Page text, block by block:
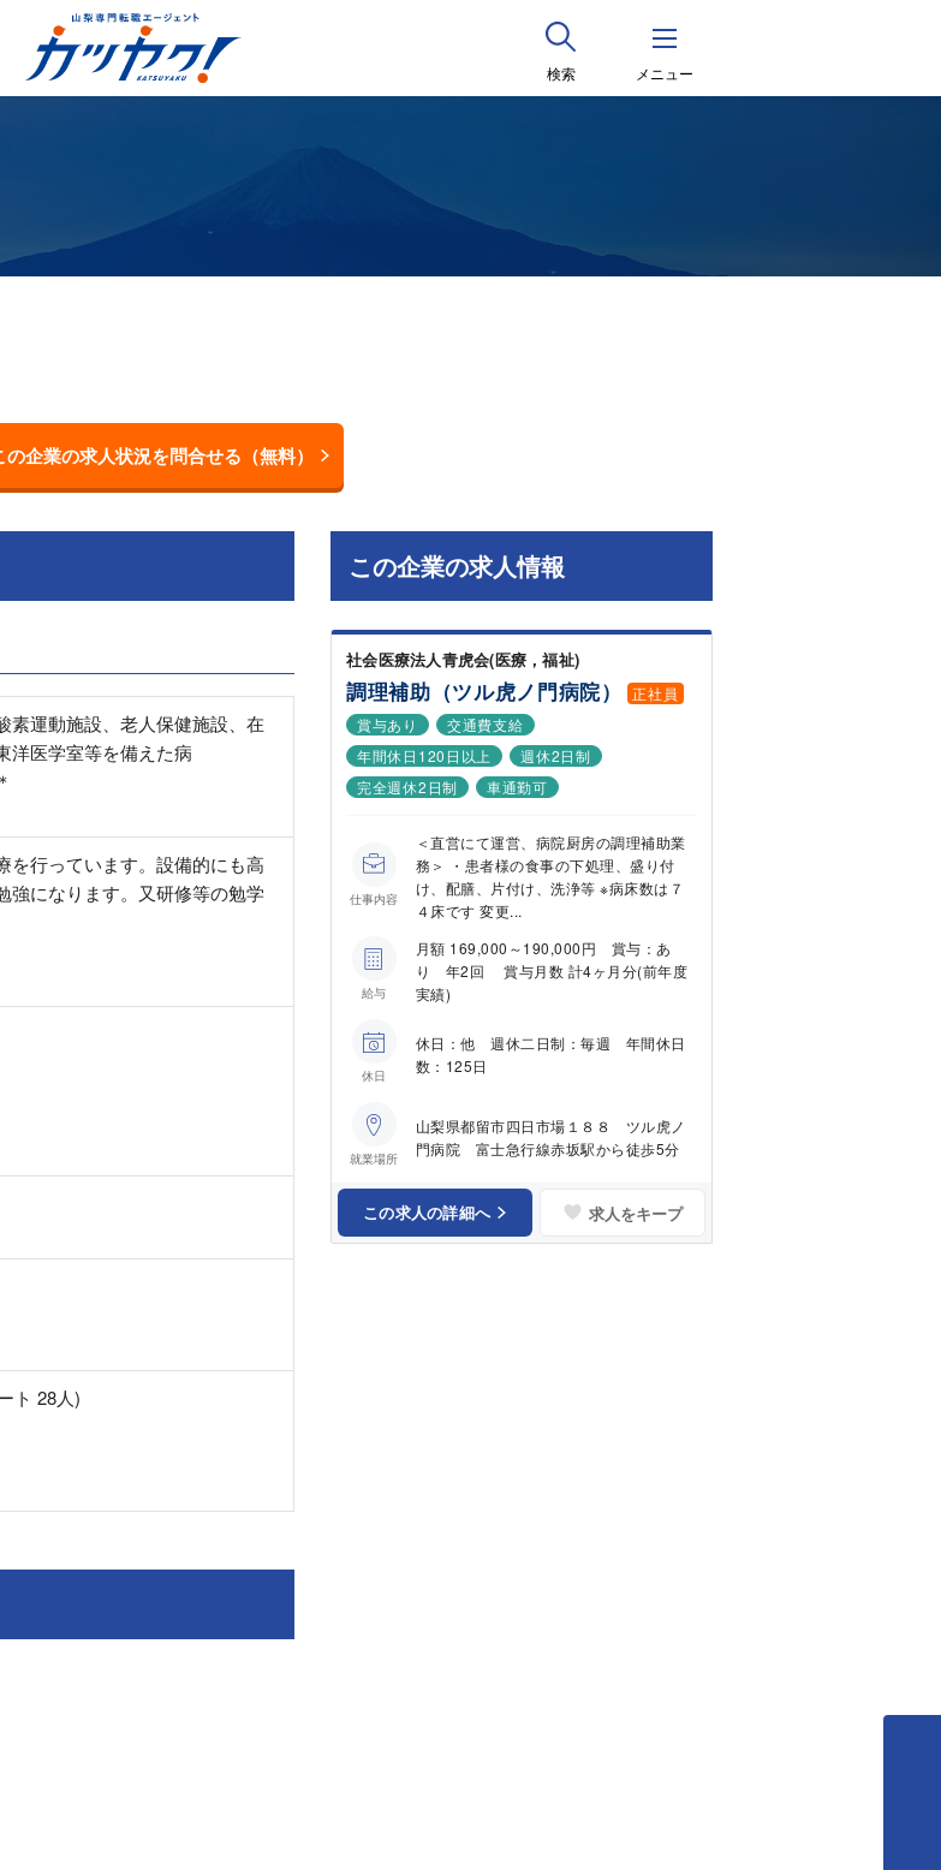
検索 メニュー
の企業の求人状況を問合せる（無料）
素運動施設、老人保健施設、在
洋医学室等を備えた病
を行っています。設備的にも高
強になります。又研修等の勉学
ト 28人)
この企業の求人情報
社会医療法人青虎会(医療，福祉)
調理補助（ツル虎ノ門病院）
正社員
賞与あり
交通費支給
年間休日120日以上
週休2日制
完全週休2日制
車通勤可
仕事内容
＜直営にて運営、病院厨房の調理補助業
務＞ ・患者様の食事の下処理、盛り付
け、配膳、片付け、洗浄等 ※病床数は７
４床です 変更...
給与
月額 169,000～190,000円 賞与：あ
り 年2回 賞与月数 計4ヶ月分(前年度
実績)
休日
休日：他 週休二日制：毎週 年間休日
数：125日
就業場所
山梨県都留市四日市場１８８ ツル虎ノ
門病院 富士急行線赤坂駅から徒歩5分
この求人の詳細へ 求人をキープ